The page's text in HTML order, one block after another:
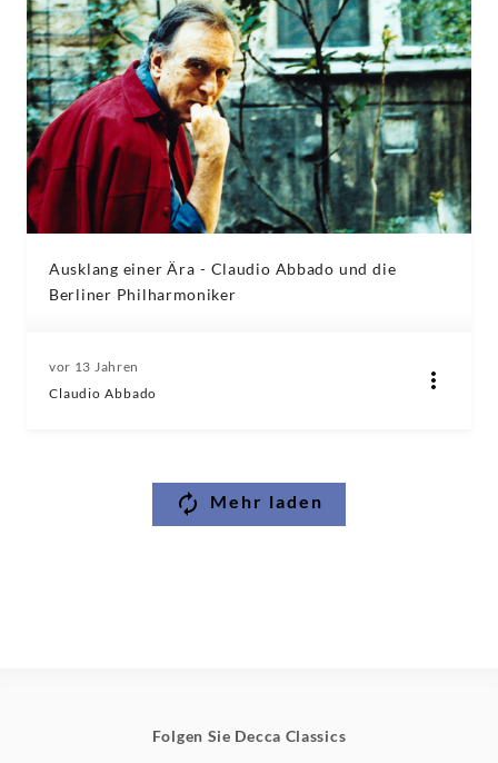
Ausklang einer Ära - Claudio Abbado und die
Berliner Philharmoniker
vor 13 Jahren
Claudio Abbado
Mehr laden
Folgen Sie Decca Classics